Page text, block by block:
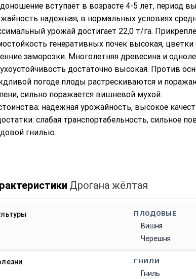
вступает в возрасте 4-5 лет, период
надежная, в нормальных условиях
урожай достигает 22,0 т/га.
генеративных почек высокая,
заморозки. Многолетняя древесина и
достаточно высокая. Против
погоде плоды растрескиваются и
сильно поражается вишневой мухой.
надежная урожайность, высокое
слабая транспортабельность, сильное
гнилью.
Дрогана жёлтая
ПЛОДОВЫЕ
Вишня
Черешня
ГНИЛИ
Гниль